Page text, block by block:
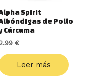
Spirit
de Pollo
Cúrcuma
€
Leer más